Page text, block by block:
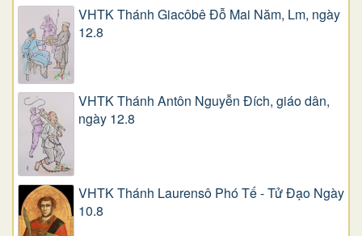
VHTK Thánh Giacôbê Ðỗ Mai Năm, Lm, ngày
12.8
VHTK Thánh Antôn Nguyễn Ðích, giáo dân,
ngày 12.8
VHTK Thánh Laurensô Phó Tế - Tử Đạo Ngày
10.8